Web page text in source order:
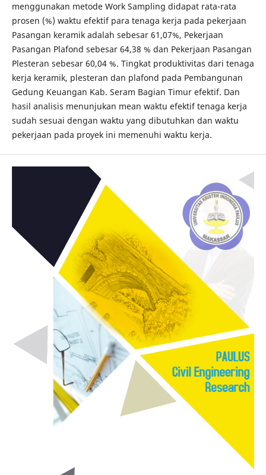
menggunakan metode Work Sampling didapat rata-rata
prosen (%) waktu efektif para tenaga kerja pada pekerjaan
Pasangan keramik adalah sebesar 61,07%, Pekerjaan
Pasangan Plafond sebesar 64,38 % dan Pekerjaan Pasangan
Plesteran sebesar 60,04 %. Tingkat produktivitas dari tenaga
kerja keramik, plesteran dan plafond pada Pembangunan
Gedung Keuangan Kab. Seram Bagian Timur efektif. Dan
hasil analisis menunjukan mean waktu efektif tenaga kerja
sudah sesuai dengan waktu yang dibutuhkan dan waktu
pekerjaan pada proyek ini memenuhi waktu kerja.